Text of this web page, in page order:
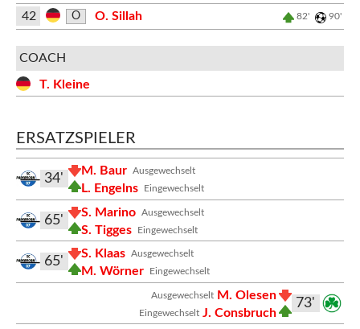
42 O O. Sillah 82' 90'
COACH
T. Kleine
ERSATZSPIELER
Ausgewechselt
M. Baur
Eingewechselt
L. Engelns
34'
Ausgewechselt
S. Marino
Eingewechselt
S. Tigges
65'
Ausgewechselt
S. Klaas
Eingewechselt
M. Wörner
65'
73'
Ausgewechselt M. Olesen
Eingewechselt J. Consbruch